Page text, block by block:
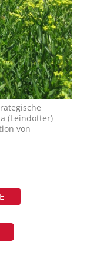
(Leindotter)
von